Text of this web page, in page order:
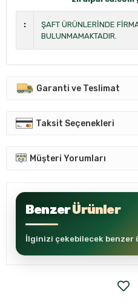
:
ŞAFT ÜRÜNLERİNDE
BULUNMAMAKTADIR.
Garanti ve Teslimat
Taksit Seçenekleri
Müşteri Yorumları
BenzerÜrünler
İlginizi çekebilecek